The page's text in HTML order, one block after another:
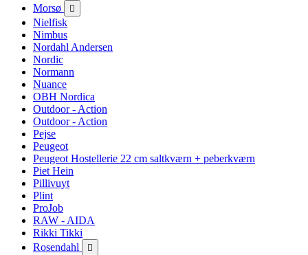
Morsø

Nielfisk
Nimbus
Nordahl Andersen
Nordic
Normann
Nuance
OBH Nordica
Outdoor - Action
Outdoor - Action
Pejse
Peugeot
Peugeot Hostellerie 22 cm saltkværn + peberkværn
Piet Hein
Pillivuyt
Plint
ProJob
RAW - AIDA
Rikki Tikki
Rosendahl
